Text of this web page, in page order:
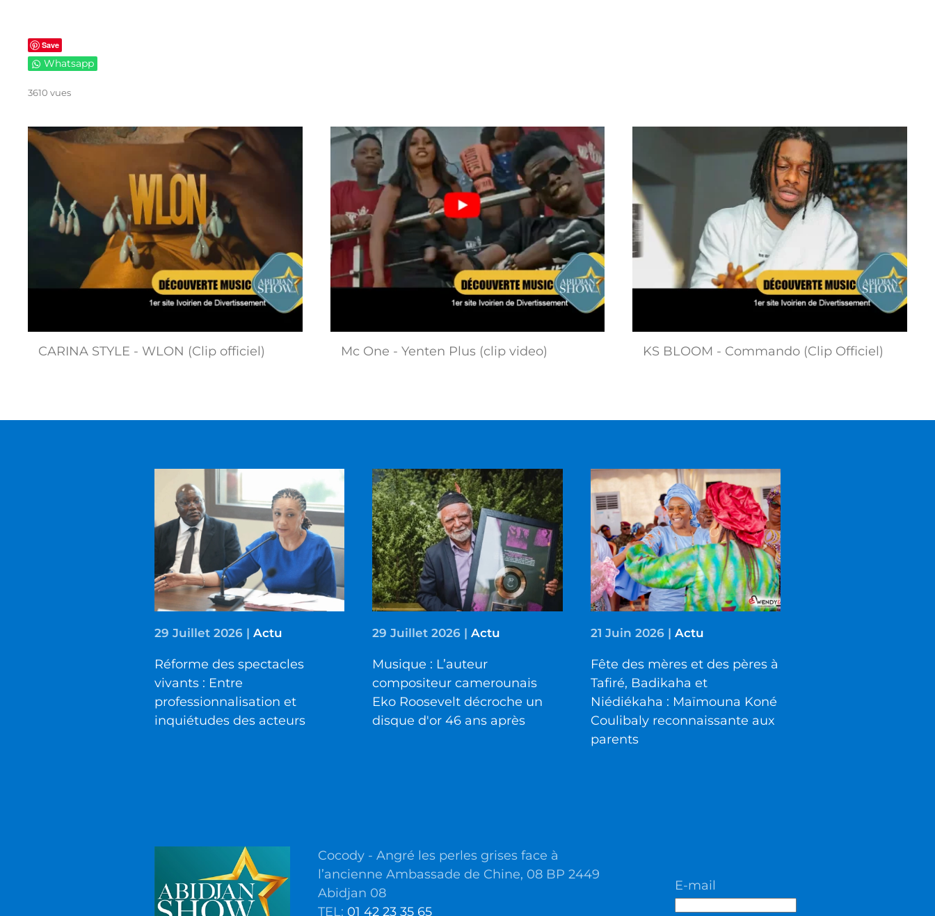
Save
Whatsapp
3610 vues
CARINA STYLE - WLON (Clip officiel) Mc One - Yenten Plus (clip video) KS BLOOM - Commando (Clip Officiel)
29 Juillet 2026 | Actu
Réforme des spectacles
vivants : Entre
professionnalisation et
inquiétudes des acteurs
29 Juillet 2026 |Actu
Musique : L’auteur
compositeur camerounais
Eko Roosevelt décroche un
disque d'or 46 ans après
21 Juin 2026| Actu
Fête des mères et des pères à
Tafiré, Badikaha et
Niédiékaha : Maïmouna Koné
Coulibaly reconnaissante aux
parents
Cocody - Angré les perles grises face à
l’ancienne Ambassade de Chine, 08 BP 2449
Abidjan 08
TEL: 01 42 23 35 65
E-mail